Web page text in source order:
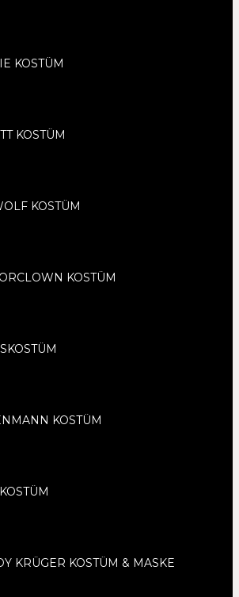
KOSTÜM
KOSTÜM
KOSTÜM
KOSTÜM
KOSTÜM
KRÜGER KOSTÜM & MASKE